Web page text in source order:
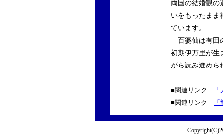
両国の結婚観の
いをもったまま
ています。
百婆仙は有田
初期伊万里が生
がら読み進めら
■関連リンク
■関連リンク